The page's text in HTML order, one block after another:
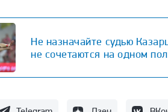
Не назначайте судью
не сочетаются на одном